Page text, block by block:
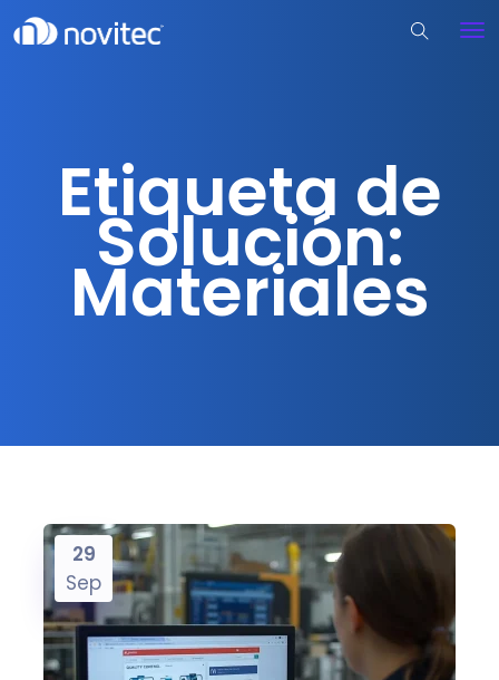
Etiqueta de
Solución:
Materiales
29
Sep